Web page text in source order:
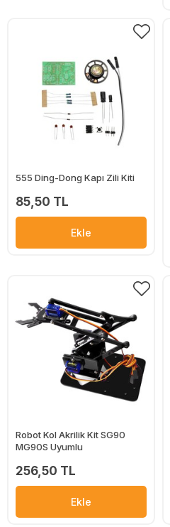
555 Ding-Dong Kapı Zili Kiti
85,50 TL
Ekle
Robot Kol Akrilik Kit SG90
MG90S Uyumlu
256,50 TL
Ekle